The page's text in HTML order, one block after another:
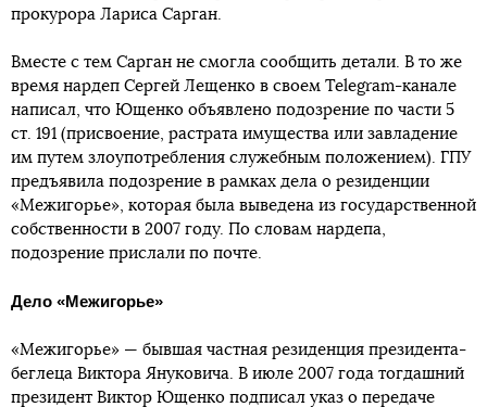
прокурора Лариса Сарган.
Вместе с тем Сарган не смогла сообщить детали. В то же
время нардеп Сергей Лещенко в своем Telegram-канале
написал, что Ющенко объявлено подозрение по части 5
ст. 191 (присвоение, растрата имущества или завладение
им путем злоупотребления служебным положением). ГПУ
предъявила подозрение в рамках дела о резиденции
«Межигорье», которая была выведена из государственной
собственности в 2007 году. По словам нардепа,
подозрение прислали по почте.
Дело «Межигорье»
«Межигорье» — бывшая частная резиденция президента-
беглеца Виктора Януковича. В июле 2007 года тогдашний
президент Виктор Ющенко подписал указ о передаче